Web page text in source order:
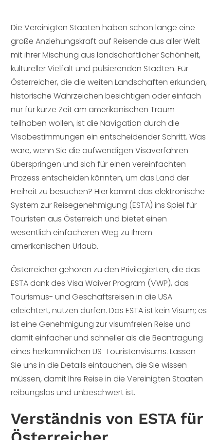
Die Vereinigten Staaten haben schon lange eine
große Anziehungskraft auf Reisende aus aller Welt
mit ihrer Mischung aus landschaftlicher Schönheit,
kultureller Vielfalt und pulsierenden Städten. Für
Österreicher, die die weiten Landschaften erkunden,
historische Wahrzeichen besichtigen oder einfach
nur für kurze Zeit am amerikanischen Traum
teilhaben wollen, ist die Navigation durch die
Visabestimmungen ein entscheidender Schritt. Was
wäre, wenn Sie die aufwendigen Visaverfahren
überspringen und sich für einen vereinfachten
Prozess entscheiden könnten, um das Land der
Freiheit zu besuchen? Hier kommt das elektronische
System zur Reisegenehmigung (ESTA) ins Spiel für
Touristen aus Österreich und bietet einen
wesentlich einfacheren Weg zu Ihrem
amerikanischen Urlaub.
Österreicher gehören zu den Privilegierten, die das
ESTA dank des Visa Waiver Program (VWP), das
Tourismus- und Geschäftsreisen in die USA
erleichtert, nutzen dürfen. Das ESTA ist kein Visum; es
ist eine Genehmigung zur visumfreien Reise und
damit einfacher und schneller als die Beantragung
eines herkömmlichen US-Touristenvisums. Lassen
Sie uns in die Details eintauchen, die Sie wissen
müssen, damit Ihre Reise in die Vereinigten Staaten
reibungslos und unbeschwert ist.
Verständnis von ESTA für